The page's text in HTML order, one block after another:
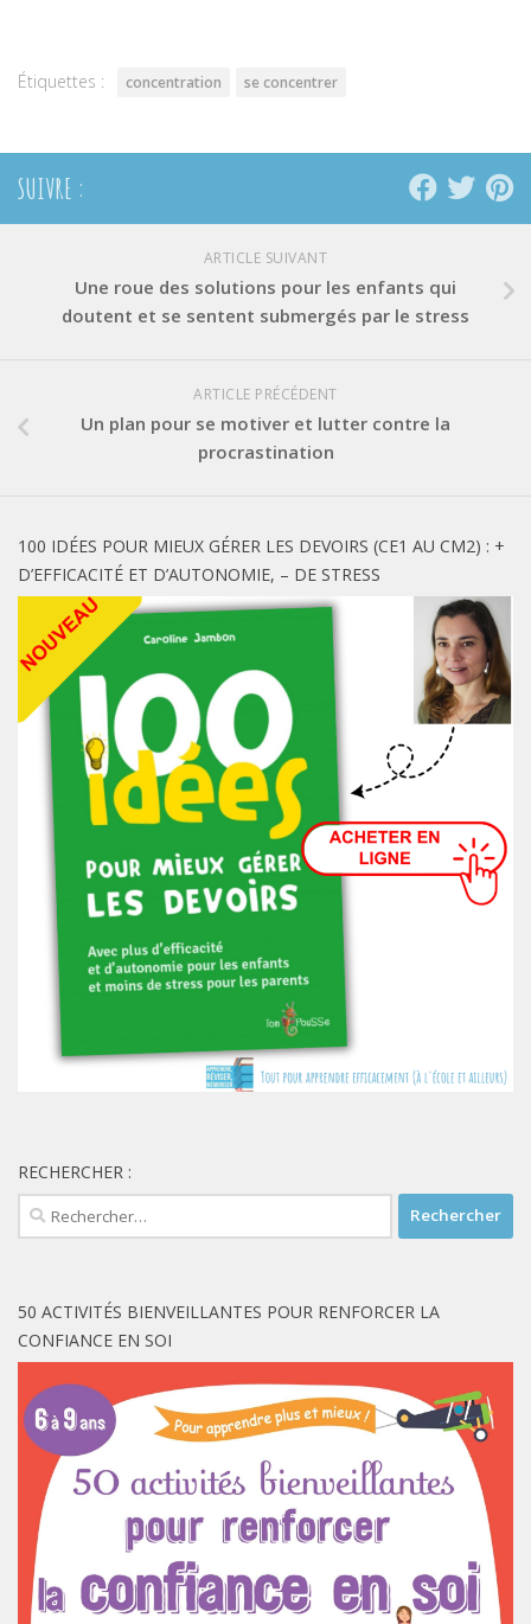
Étiquettes : concentration se concentrer
SUIVRE :
ARTICLE SUIVANT
Une roue des solutions pour les enfants qui
doutent et se sentent submergés par le stress
ARTICLE PRÉCÉDENT
Un plan pour se motiver et lutter contre la
procrastination
100 IDÉES POUR MIEUX GÉRER LES DEVOIRS (CE1 AU CM2) : +
D’EFFICACITÉ ET D’AUTONOMIE, – DE STRESS
RECHERCHER :
Rechercher :
50 ACTIVITÉS BIENVEILLANTES POUR RENFORCER LA
CONFIANCE EN SOI